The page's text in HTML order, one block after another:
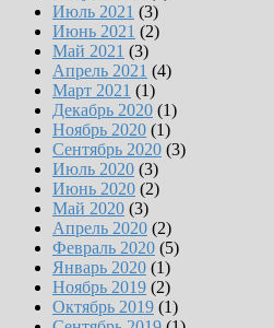
Июль 2021 (3)
Июнь 2021 (2)
Май 2021 (3)
Апрель 2021 (4)
Март 2021 (1)
Декабрь 2020 (1)
Ноябрь 2020 (1)
Сентябрь 2020 (3)
Июль 2020 (3)
Июнь 2020 (2)
Май 2020 (3)
Апрель 2020 (2)
Февраль 2020 (5)
Январь 2020 (1)
Ноябрь 2019 (2)
Октябрь 2019 (1)